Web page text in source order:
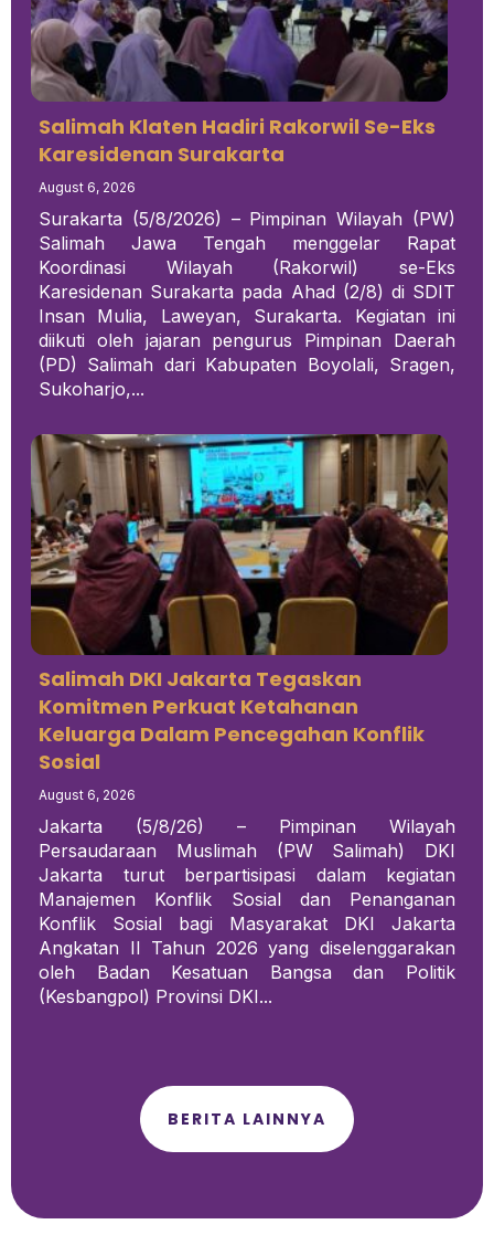
Salimah Klaten Hadiri Rakorwil Se-Eks
Karesidenan Surakarta
August 6, 2026
Surakarta (5/8/2026) – Pimpinan Wilayah (PW)
Salimah Jawa Tengah menggelar Rapat
Koordinasi Wilayah (Rakorwil) se-Eks
Karesidenan Surakarta pada Ahad (2/8) di SDIT
Insan Mulia, Laweyan, Surakarta. Kegiatan ini
diikuti oleh jajaran pengurus Pimpinan Daerah
(PD) Salimah dari Kabupaten Boyolali, Sragen,
Sukoharjo,...
Salimah DKI Jakarta Tegaskan
Komitmen Perkuat Ketahanan
Keluarga Dalam Pencegahan Konflik
Sosial
August 6, 2026
Jakarta (5/8/26) – Pimpinan Wilayah
Persaudaraan Muslimah (PW Salimah) DKI
Jakarta turut berpartisipasi dalam kegiatan
Manajemen Konflik Sosial dan Penanganan
Konflik Sosial bagi Masyarakat DKI Jakarta
Angkatan II Tahun 2026 yang diselenggarakan
oleh Badan Kesatuan Bangsa dan Politik
(Kesbangpol) Provinsi DKI...
BERITA LAINNYA